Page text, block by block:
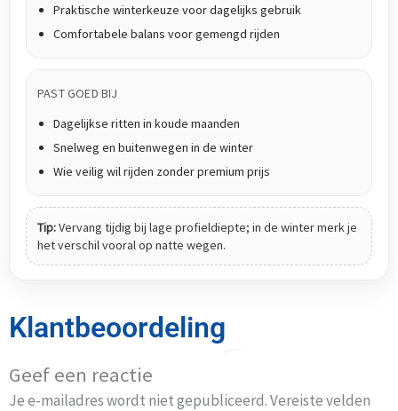
Praktische winterkeuze voor dagelijks gebruik
Comfortabele balans voor gemengd rijden
PAST GOED BIJ
Dagelijkse ritten in koude maanden
Snelweg en buitenwegen in de winter
Wie veilig wil rijden zonder premium prijs
Tip:Vervang tijdig bij lage profieldiepte; in de winter merk je
het verschil vooral op natte wegen.
Klantbeoordeling
Geef een reactie
Je e-mailadres wordt niet gepubliceerd.Vereiste velden